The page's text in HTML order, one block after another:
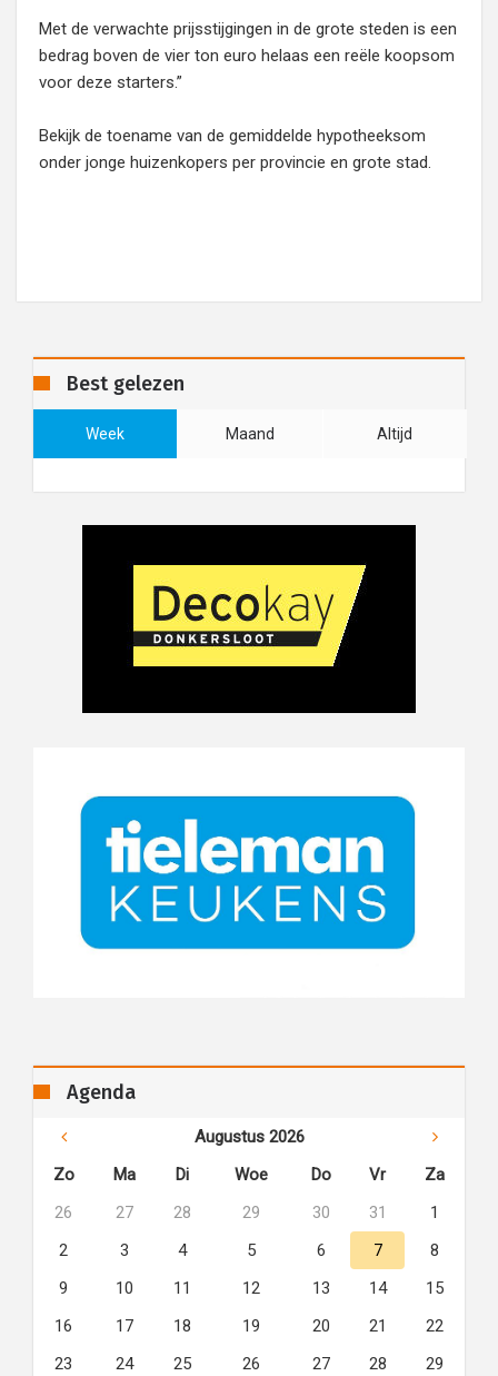
Met de verwachte prijsstijgingen in de grote steden is een
bedrag boven de vier ton euro helaas een reële koopsom
voor deze starters.”
Bekijk de toename van de gemiddelde hypotheeksom
onder jonge huizenkopers per provincie en grote stad.
Best gelezen
Week Maand Altijd
Agenda
Augustus 2026
Zo
Ma Di Woe Do Vr
Za
26
27 28 29 30 31
1
2
3 4 5 6 7
8
9
10 11 12 13 14
15
16
17 18 19 20 21
22
23
24 25 26 27 28
29